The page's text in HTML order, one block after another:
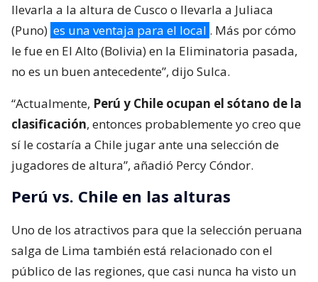
llevarla a la altura de Cusco o llevarla a Juliaca
(Puno) es una ventaja para el local . Más por cómo
le fue en El Alto (Bolivia) en la Eliminatoria pasada,
no es un buen antecedente”, dijo Sulca.
“Actualmente, Perú y Chile ocupan el sótano de la
clasificación, entonces probablemente yo creo que
sí le costaría a Chile jugar ante una selección de
jugadores de altura”, añadió Percy Cóndor.
Perú vs. Chile en las alturas
Uno de los atractivos para que la selección peruana
salga de Lima también está relacionado con el
público de las regiones, que casi nunca ha visto un